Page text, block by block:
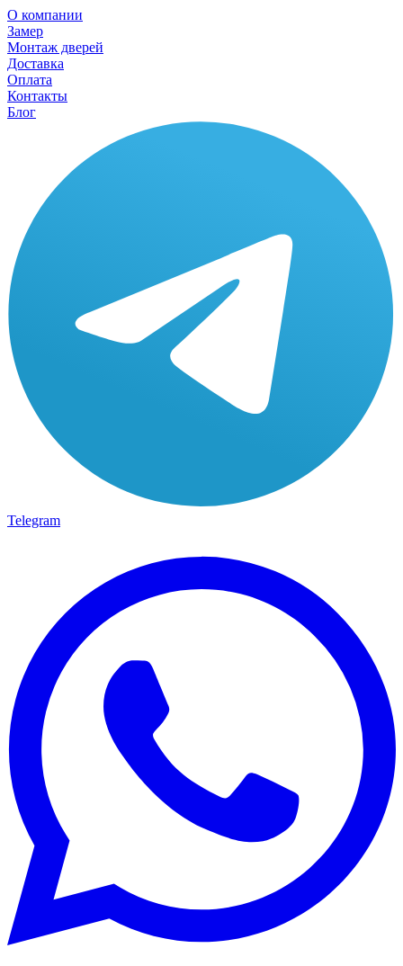
О компании
Замер
Монтаж дверей
Доставка
Оплата
Контакты
Блог
Telegram